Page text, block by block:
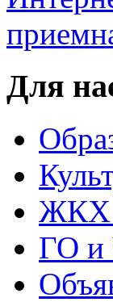
Для
ЖКХ
ГО и